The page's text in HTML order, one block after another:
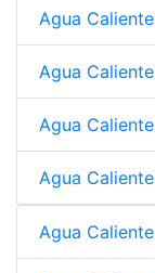
Agua Caliente
Agua Caliente
Agua Caliente
Agua Caliente
Agua Caliente